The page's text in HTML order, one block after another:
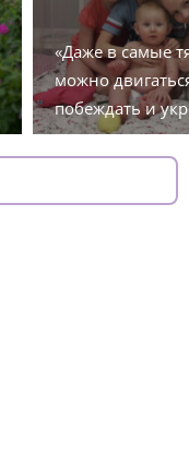
«Даже в самые
можно
побеждать и